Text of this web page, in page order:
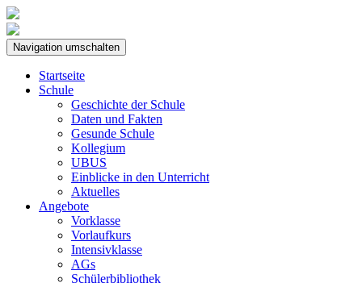
Navigation umschalten
Startseite
Schule
Geschichte der Schule
Daten und Fakten
Gesunde Schule
Kollegium
UBUS
Einblicke in den Unterricht
Aktuelles
Angebote
Vorklasse
Vorlaufkurs
Intensivklasse
AGs
Schülerbibliothek